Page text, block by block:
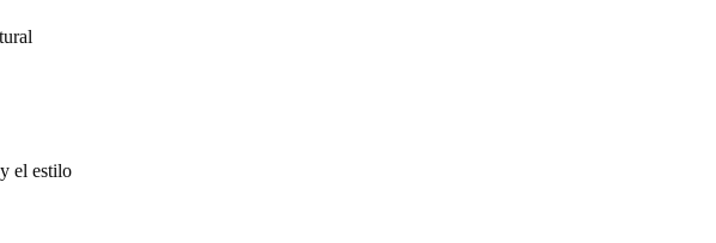
el estilo